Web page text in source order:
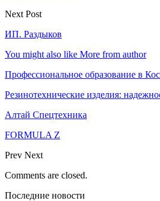
Next Post
ИП. Раздыков
You might also like More from author
Профессиональное образование в
Резинотехнические изделия:
Алтай Спецтехника
FORMULA Z
Prev Next
Comments are closed.
Последние новости